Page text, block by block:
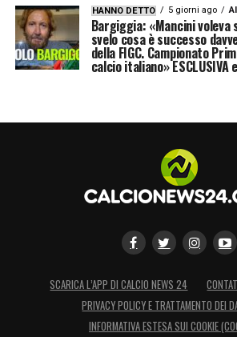
HANNO DETTO 5 giorni ago
Bargiggia: «Mancini voleva
svelo cosa è successo
della FIGC. Campionato
calcio italiano» ESCLUSIVA
SCARICA L’APP DI CALCIO NEWS 24
PRIVACY POLICY E TRATTAMENTO DEI
INFORMATIVA ESTESA SUI COOKIE